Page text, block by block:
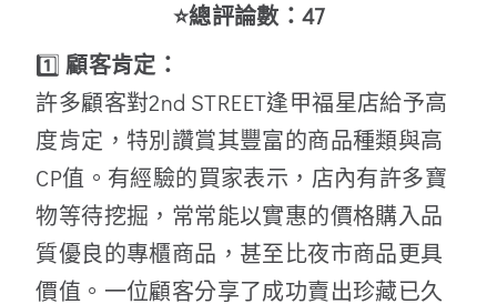
⭐總評論數：47
1️⃣ 顧客肯定：
許多顧客對2nd STREET逢甲福星店給予高
度肯定，特別讚賞其豐富的商品種類與高
CP值。有經驗的買家表示，店內有許多寶
物等待挖掘，常常能以實惠的價格購入品
質優良的專櫃商品，甚至比夜市商品更具
價值。一位顧客分享了成功賣出珍藏已久